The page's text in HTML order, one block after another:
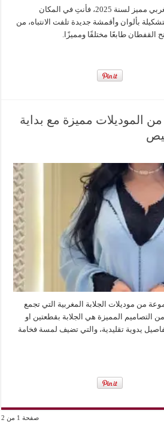
ادا كنتِ تبحثين عن قفطان مغربي مميز لسنة 2025، فأنتِ في المكان
بألوان وأقمشة جديدة تلفت الانتباه، من
القفطان طابعًا مختلفًا ومميزًا.
تشكيلة من الموديلات مميزة مع بداية
مجموعة من موديلات الجلابة المغربية التي تجمع
التصاميم المميزة هي الجلابة بقطعتين او
يدوية تقليدية، والتي تضيف لمسة فخامة
صفحة 1 من 2